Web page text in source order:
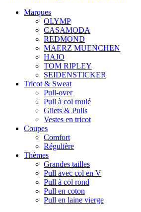
Marques
OLYMP
CASAMODA
REDMOND
MAERZ MUENCHEN
HAJO
TOM RIPLEY
SEIDENSTICKER
Tricot & Sweat
Pull-over
Pull à col roulé
Gilets & Pulls
Vestes en tricot
Coupes
Comfort
Régulière
Thèmes
Grandes tailles
Pull avec col en V
Pull à col rond
Pull en coton
Pull en laine vierge